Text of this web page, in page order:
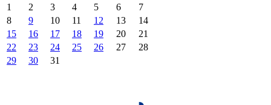
1
2 3 4 5 6
7
8
9 10 11 12 13
14
15
16 17 18 19 20
21
22
23 24 25 26 27
28
29
30 31